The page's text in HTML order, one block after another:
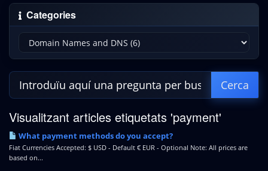
Categories
Visualitzant articles etiquetats 'payment'
What payment methods do you accept?
Fiat Currencies Accepted: $ USD - Default € EUR - Optional Note: All prices are
based on...